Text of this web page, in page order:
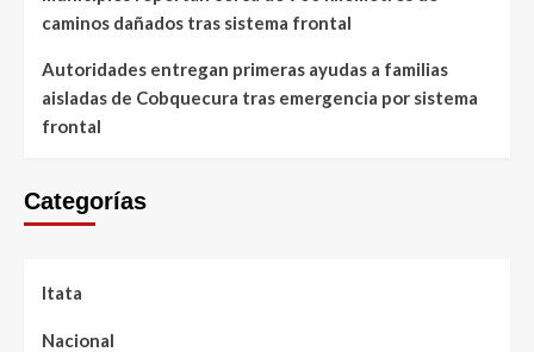
caminos dañados tras sistema frontal
Autoridades entregan primeras ayudas a familias
aisladas de Cobquecura tras emergencia por sistema
frontal
Categorías
Itata
Nacional